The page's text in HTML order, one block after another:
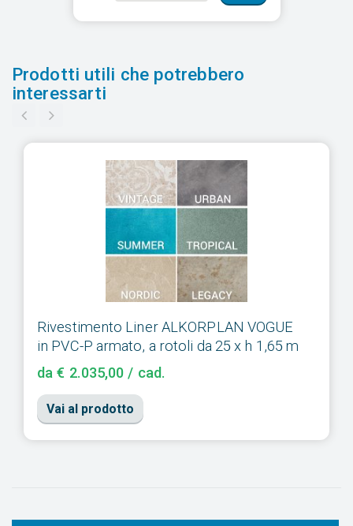
Prodotti utili che potrebbero
interessarti
Rivestimento Liner ALKORPLAN VOGUE
in PVC-P armato, a rotoli da 25 x h 1,65 m
da € 2.035,00 / cad.
Vai al prodotto